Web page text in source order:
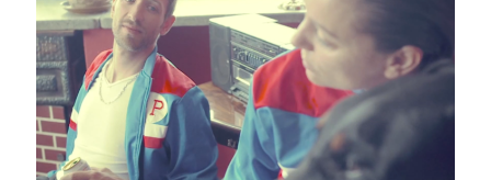
le sucre max
partenariats
privatisations